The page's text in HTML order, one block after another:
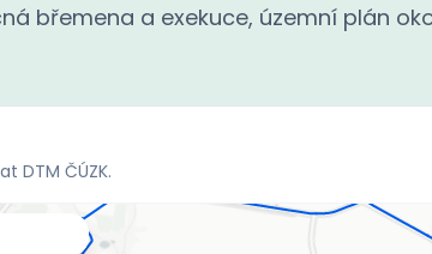
břemena a exekuce, územní plán
DTM ČÚZK.